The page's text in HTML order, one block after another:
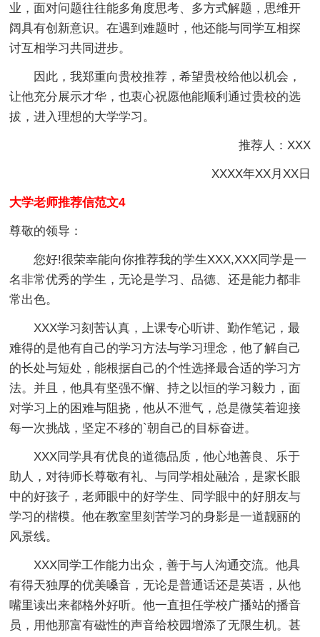
业，面对问题往往能多角度思考、多方式解题，思维开
阔具有创新意识。在遇到难题时，他还能与同学互相探
讨互相学习共同进步。
因此，我郑重向贵校推荐，希望贵校给他以机会，
让他充分展示才华，也衷心祝愿他能顺利通过贵校的选
拔，进入理想的大学学习。
推荐人：XXX
XXXX年XX月XX日
大学老师推荐信范文4
尊敬的领导：
您好!很荣幸能向你推荐我的学生XXX,XXX同学是一
名非常优秀的学生，无论是学习、品德、还是能力都非
常出色。
XXX学习刻苦认真，上课专心听讲、勤作笔记，最
难得的是他有自己的学习方法与学习理念，他了解自己
的长处与短处，能根据自己的个性选择最合适的学习方
法。并且，他具有坚强不懈、持之以恒的学习毅力，面
对学习上的困难与阻挠，他从不泄气，总是微笑着迎接
每一次挑战，坚定不移的`朝自己的目标奋进。
XXX同学具有优良的道德品质，他心地善良、乐于
助人，对待师长尊敬有礼、与同学相处融洽，是家长眼
中的好孩子，老师眼中的好学生、同学眼中的好朋友与
学习的楷模。他在教室里刻苦学习的身影是一道靓丽的
风景线。
XXX同学工作能力出众，善于与人沟通交流。他具
有得天独厚的优美嗓音，无论是普通话还是英语，从他
嘴里读出来都格外好听。他一直担任学校广播站的播音
员，用他那富有磁性的声音给校园增添了无限生机。甚